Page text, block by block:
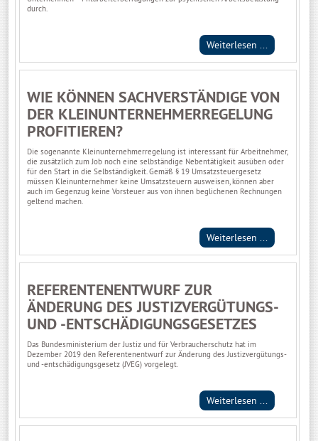
durch.
Weiterlesen ...
WIE KÖNNEN SACHVERSTÄNDIGE VON
DER KLEINUNTERNEHMERREGELUNG
PROFITIEREN?
Die sogenannte Kleinunternehmerregelung ist interessant für Arbeitnehmer,
die zusätzlich zum Job noch eine selbständige Nebentätigkeit ausüben oder
für den Start in die Selbständigkeit. Gemäß § 19 Umsatzsteuergesetz
müssen Kleinunternehmer keine Umsatzsteuern ausweisen, können aber
auch im Gegenzug keine Vorsteuer aus von ihnen beglichenen Rechnungen
geltend machen.
Weiterlesen ...
REFERENTENENTWURF ZUR
ÄNDERUNG DES JUSTIZVERGÜTUNGS-
UND -ENTSCHÄDIGUNGSGESETZES
Das Bundesministerium der Justiz und für Verbraucherschutz hat im
Dezember 2019 den Referentenentwurf zur Änderung des Justizvergütungs-
und -entschädigungsgesetz (JVEG) vorgelegt.
Weiterlesen ...